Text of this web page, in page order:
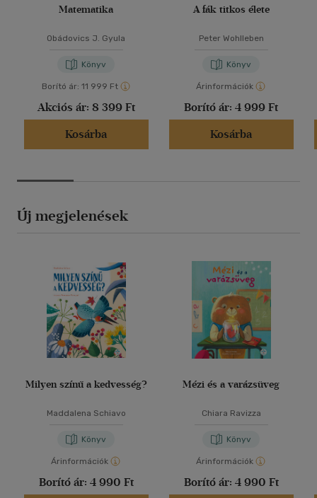
Matematika
Obádovics J. Gyula
Könyv
Borító ár: 11 999 Ft
Akciós ár: 8 399 Ft
Kosárba
A fák titkos élete
Peter Wohlleben
Könyv
Árinformációk
Borító ár: 4 999 Ft
Kosárba
Új megjelenések
Milyen színű a kedvesség?
Maddalena Schiavo
Könyv
Árinformációk
Borító ár: 4 990 Ft
Mézi és a varázsüveg
Chiara Ravizza
Könyv
Árinformációk
Borító ár: 4 990 Ft